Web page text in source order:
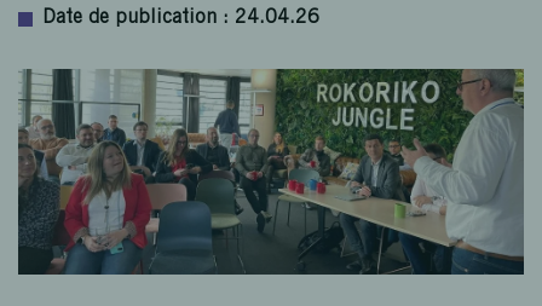
Date de publication : 24.04.26